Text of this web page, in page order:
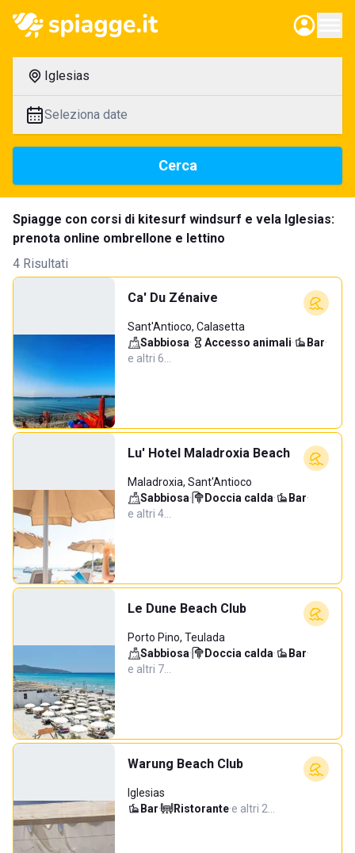
Iglesias
Seleziona date
Cerca
Spiagge con corsi di kitesurf windsurf e vela Iglesias:
prenota online ombrellone e lettino
4 Risultati
Ca' Du Zénaive
Sant'Antioco, Calasetta
Sabbiosa· Accesso animali· Bar·
e altri 6…
Lu' Hotel Maladroxia Beach
Maladroxia, Sant'Antioco
Sabbiosa· Doccia calda· Bar·
e altri 4…
Le Dune Beach Club
Porto Pino, Teulada
Sabbiosa· Doccia calda· Bar·
e altri 7…
Warung Beach Club
Iglesias
Bar· Ristorante·e altri 2…